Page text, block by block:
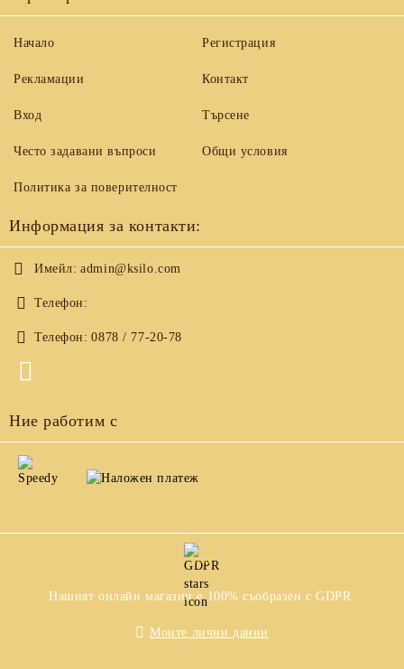
Начало
Рекламации
Вход
Често задавани въпроси
Регистрация
Контакт
Търсене
Общи условия
Политика за поверителност
Информация за контакти:
Имейл: admin@ksilo.com
Телефон:
Телефон: 0878 / 77-20-78
Ние работим с
GDPR
Нашият онлайн магазин е 100% съобразен с GDPR.
Моите лични данни